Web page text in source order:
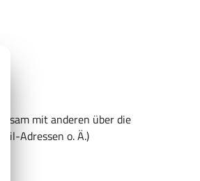
mit anderen über die
Adressen o. Ä.)